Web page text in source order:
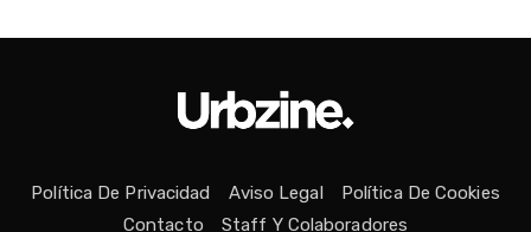
Política De Privacidad Aviso Legal
Política De Cookies
Contacto
Staff Y Colaboradores